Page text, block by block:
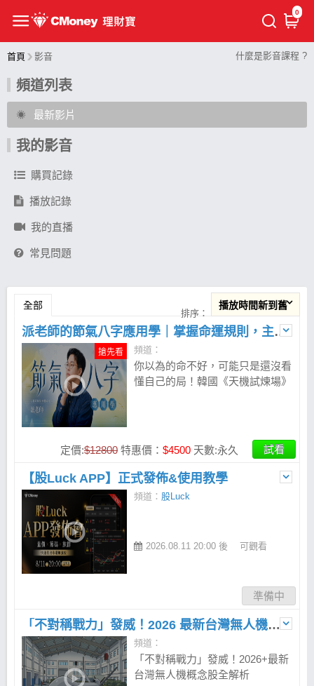
0
首頁 影音 什麼是影音課程 ?
頻道列表
最新影片
我的影音
購買記錄
播放記錄
我的直播
常見問題
排序：
播放時間新到舊
全部
搶先看
派老師的節氣八字應用學｜掌握命運規則，主導人生選擇
頻道：
你以為的命不好，可能只是還沒看
懂自己的局！韓國《天機試煉場》
用 4 步驟找出天賦與發力位置，掌
握 3 次關鍵大運，搭配 5 大補運
法與專屬 APP，把命盤變成每天
都用得上的人生策略工具。不是認
命，而是懂局、破局、設計自己的
定價:$12800 特惠價： $4500 天數:永久 試看
【股Luck APP】正式發佈&使用教學
頻道： 股Luck
2026.08.11 20:00 後 可觀看
準備中
「不對稱戰力」發威！2026 最新台灣無人機概念股全解析
頻道：
「不對稱戰力」發威！2026+最新
台灣無人機概念股全解析